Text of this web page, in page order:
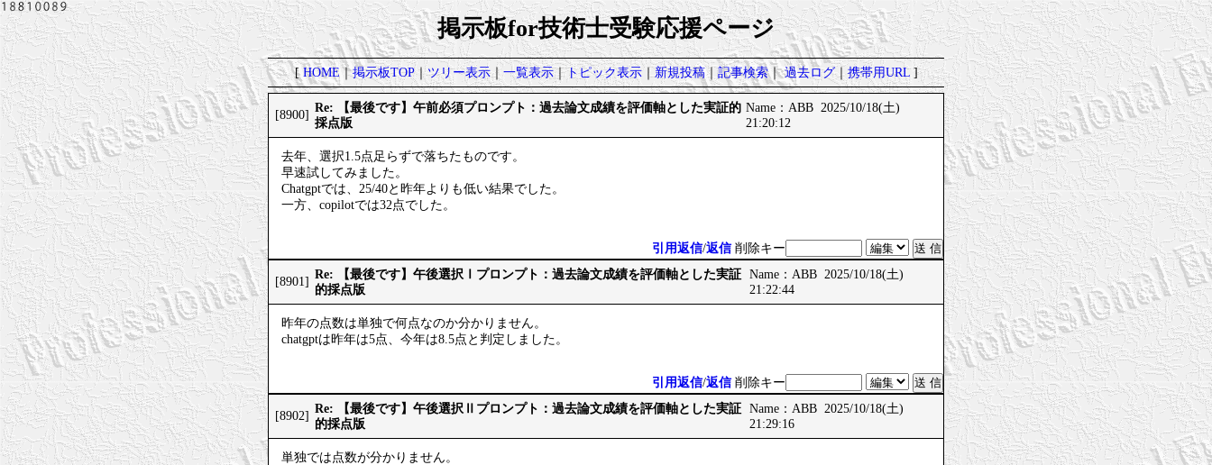
掲示板for技術士受験応援ページ
[HOME｜掲示板TOP｜ツリー表示｜一覧表示｜トピック表示｜新規投稿｜記事検索｜過去ログ｜携帯用URL]
[8900]
Re: 【最後です】午前必須プロンプト：過去論文成績を評価軸とした実証的
採点版
Name：ABB 2025/10/18(土)
21:20:12
去年、選択1.5点足らずで落ちたものです。
早速試してみました。
Chatgptでは、25/40と昨年よりも低い結果でした。
一方、copilotでは32点でした。
引用返信/返信 削除キー
[8901]
Re: 【最後です】午後選択Ⅰプロンプト：過去論文成績を評価軸とした実証
的採点版
Name：ABB 2025/10/18(土)
21:22:44
昨年の点数は単独で何点なのか分かりません。
chatgptは昨年は5点、今年は8.5点と判定しました。
引用返信/返信 削除キー
[8902]
Re: 【最後です】午後選択Ⅱプロンプト：過去論文成績を評価軸とした実証
的採点版
Name：ABB 2025/10/18(土)
21:29:16
単独では点数が分かりません。